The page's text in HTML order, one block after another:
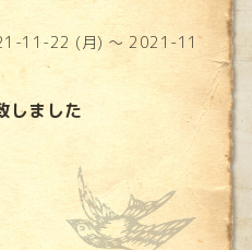
11-22 (月) ～ 2021-11
しました